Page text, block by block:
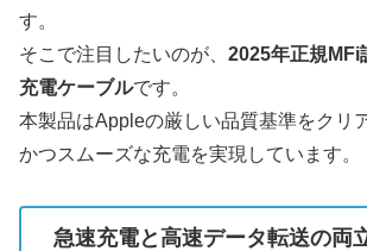
す。
そこで注目したいのが、 2025年正規
充電ケーブルです。
本製品はAppleの厳しい品質基準をクリ
かつスムーズな充電を実現しています。
急速充電と高速データ転送の両